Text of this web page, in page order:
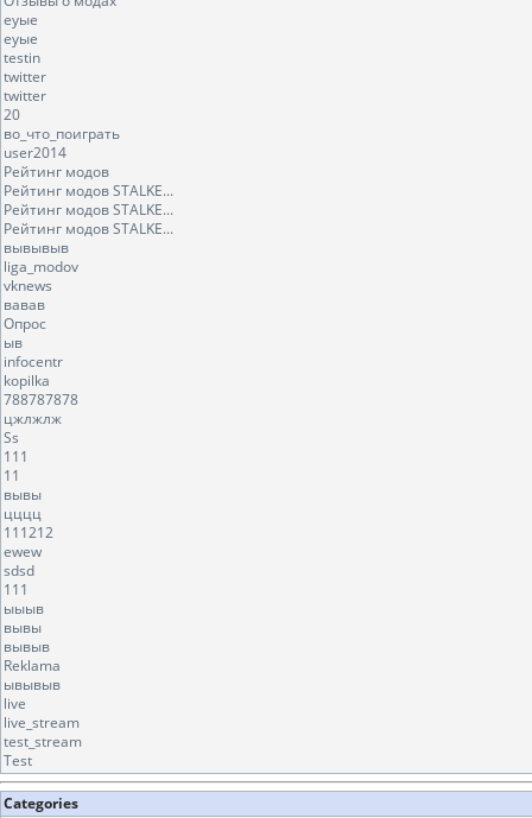
еуые
еуые
testin
twitter
twitter
20
во_что_поиграть
user2014
Рейтинг модов
Рейтинг модов STALKE...
Рейтинг модов STALKE...
Рейтинг модов STALKE...
вывывыв
liga_modov
vknews
вавав
Опрос
ыв
infocentr
kopilka
788787878
цжлжлж
Ss
111
11
вывы
цццц
111212
ewew
sdsd
111
ыыыв
вывы
вывыв
Reklama
ывывыв
live
live_stream
test_stream
Test
Categories